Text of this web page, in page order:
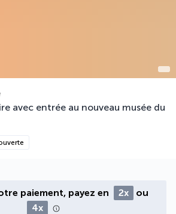
avec entrée au nouveau musée du
paiement, payez en 2x
ou
4x